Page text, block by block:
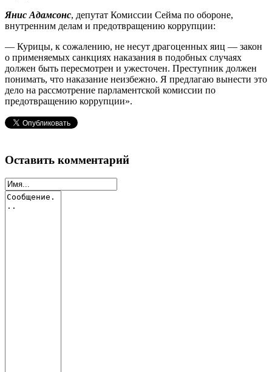
Янис Адамсонс, депутат Комиссии Сейма по обороне,
внутренним делам и предотвращению коррупции:
— Курицы, к сожалению, не несут драгоценных яиц — закон
о применяемых санкциях наказания в подобных случаях
должен быть пересмотрен и ужесточен. Преступник должен
понимать, что наказание неизбежно. Я предлагаю вынести это
дело на рассмотрение парламентской комиссии по
предотвращению коррупции».
Оставить комментарий